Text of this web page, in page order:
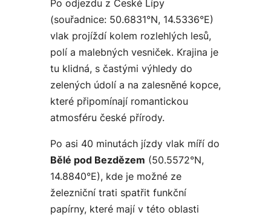
Po odjezdu z České Lípy
(souřadnice: 50.6831°N, 14.5336°E)
vlak projíždí kolem rozlehlých lesů,
polí a malebných vesniček. Krajina je
tu klidná, s častými výhledy do
zelených údolí a na zalesněné kopce,
které připomínají romantickou
atmosféru české přírody.
Po asi 40 minutách jízdy vlak míří do
Bělé pod Bezdězem (50.5572°N,
14.8840°E), kde je možné ze
železniční trati spatřit funkční
papírny, které mají v této oblasti